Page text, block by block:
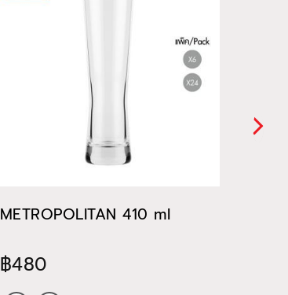
METROPOLITAN 410 ml
฿480